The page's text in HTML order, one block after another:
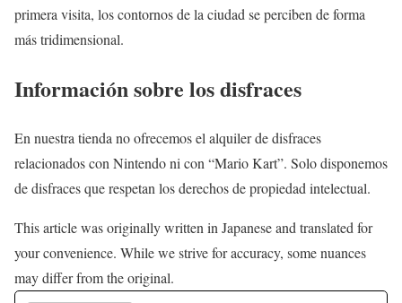
primera visita, los contornos de la ciudad se perciben de forma
más tridimensional.
Información sobre los disfraces
En nuestra tienda no ofrecemos el alquiler de disfraces
relacionados con Nintendo ni con “Mario Kart”. Solo disponemos
de disfraces que respetan los derechos de propiedad intelectual.
This article was originally written in Japanese and translated for
your convenience. While we strive for accuracy, some nuances
may differ from the original.